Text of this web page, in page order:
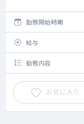
勤務開始時期
給与
勤務内容
お気に入り